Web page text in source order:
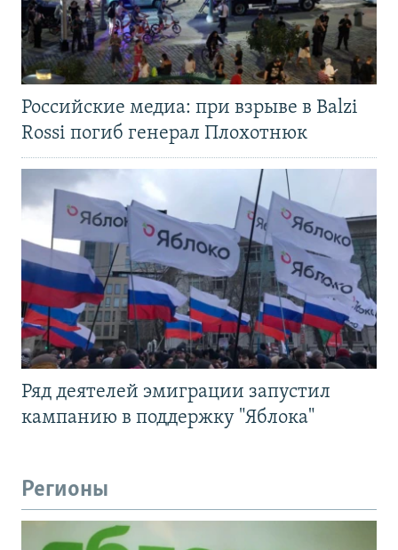
Российские медиа: при взрыве в Balzi
Rossi погиб генерал Плохотнюк
Ряд деятелей эмиграции запустил
кампанию в поддержку "Яблока"
Регионы